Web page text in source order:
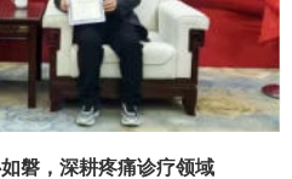
磐，深耕疼痛诊疗领域